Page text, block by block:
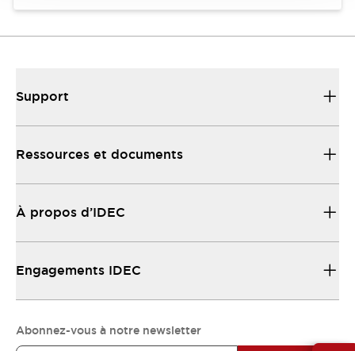
Support
Ressources et documents
À propos d’IDEC
Engagements IDEC
Abonnez-vous à notre newsletter